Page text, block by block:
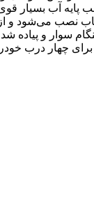
پایه آب بسیار
نصب می‌شود و
سوار و پیاده